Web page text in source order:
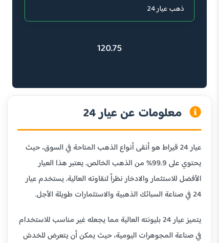
120.75
معلومات عن عيار 24
عيار 24 قيراط هو أنقى أنواع الذهب المتاحة في السوق، حيث
يحتوي على 99.9% من الذهب الخالص. يعتبر هذا العيار
الأفضل للاستثمار والادخار نظراً لنقاوته العالية. يستخدم عيار
24 في صناعة السبائك الذهبية والاستثمارات طويلة الأجل.
يتميز عيار 24 بليونته العالية مما يجعله غير مناسب للاستخدام
في صناعة المجوهرات اليومية، حيث يمكن أن يتعرض للخدش